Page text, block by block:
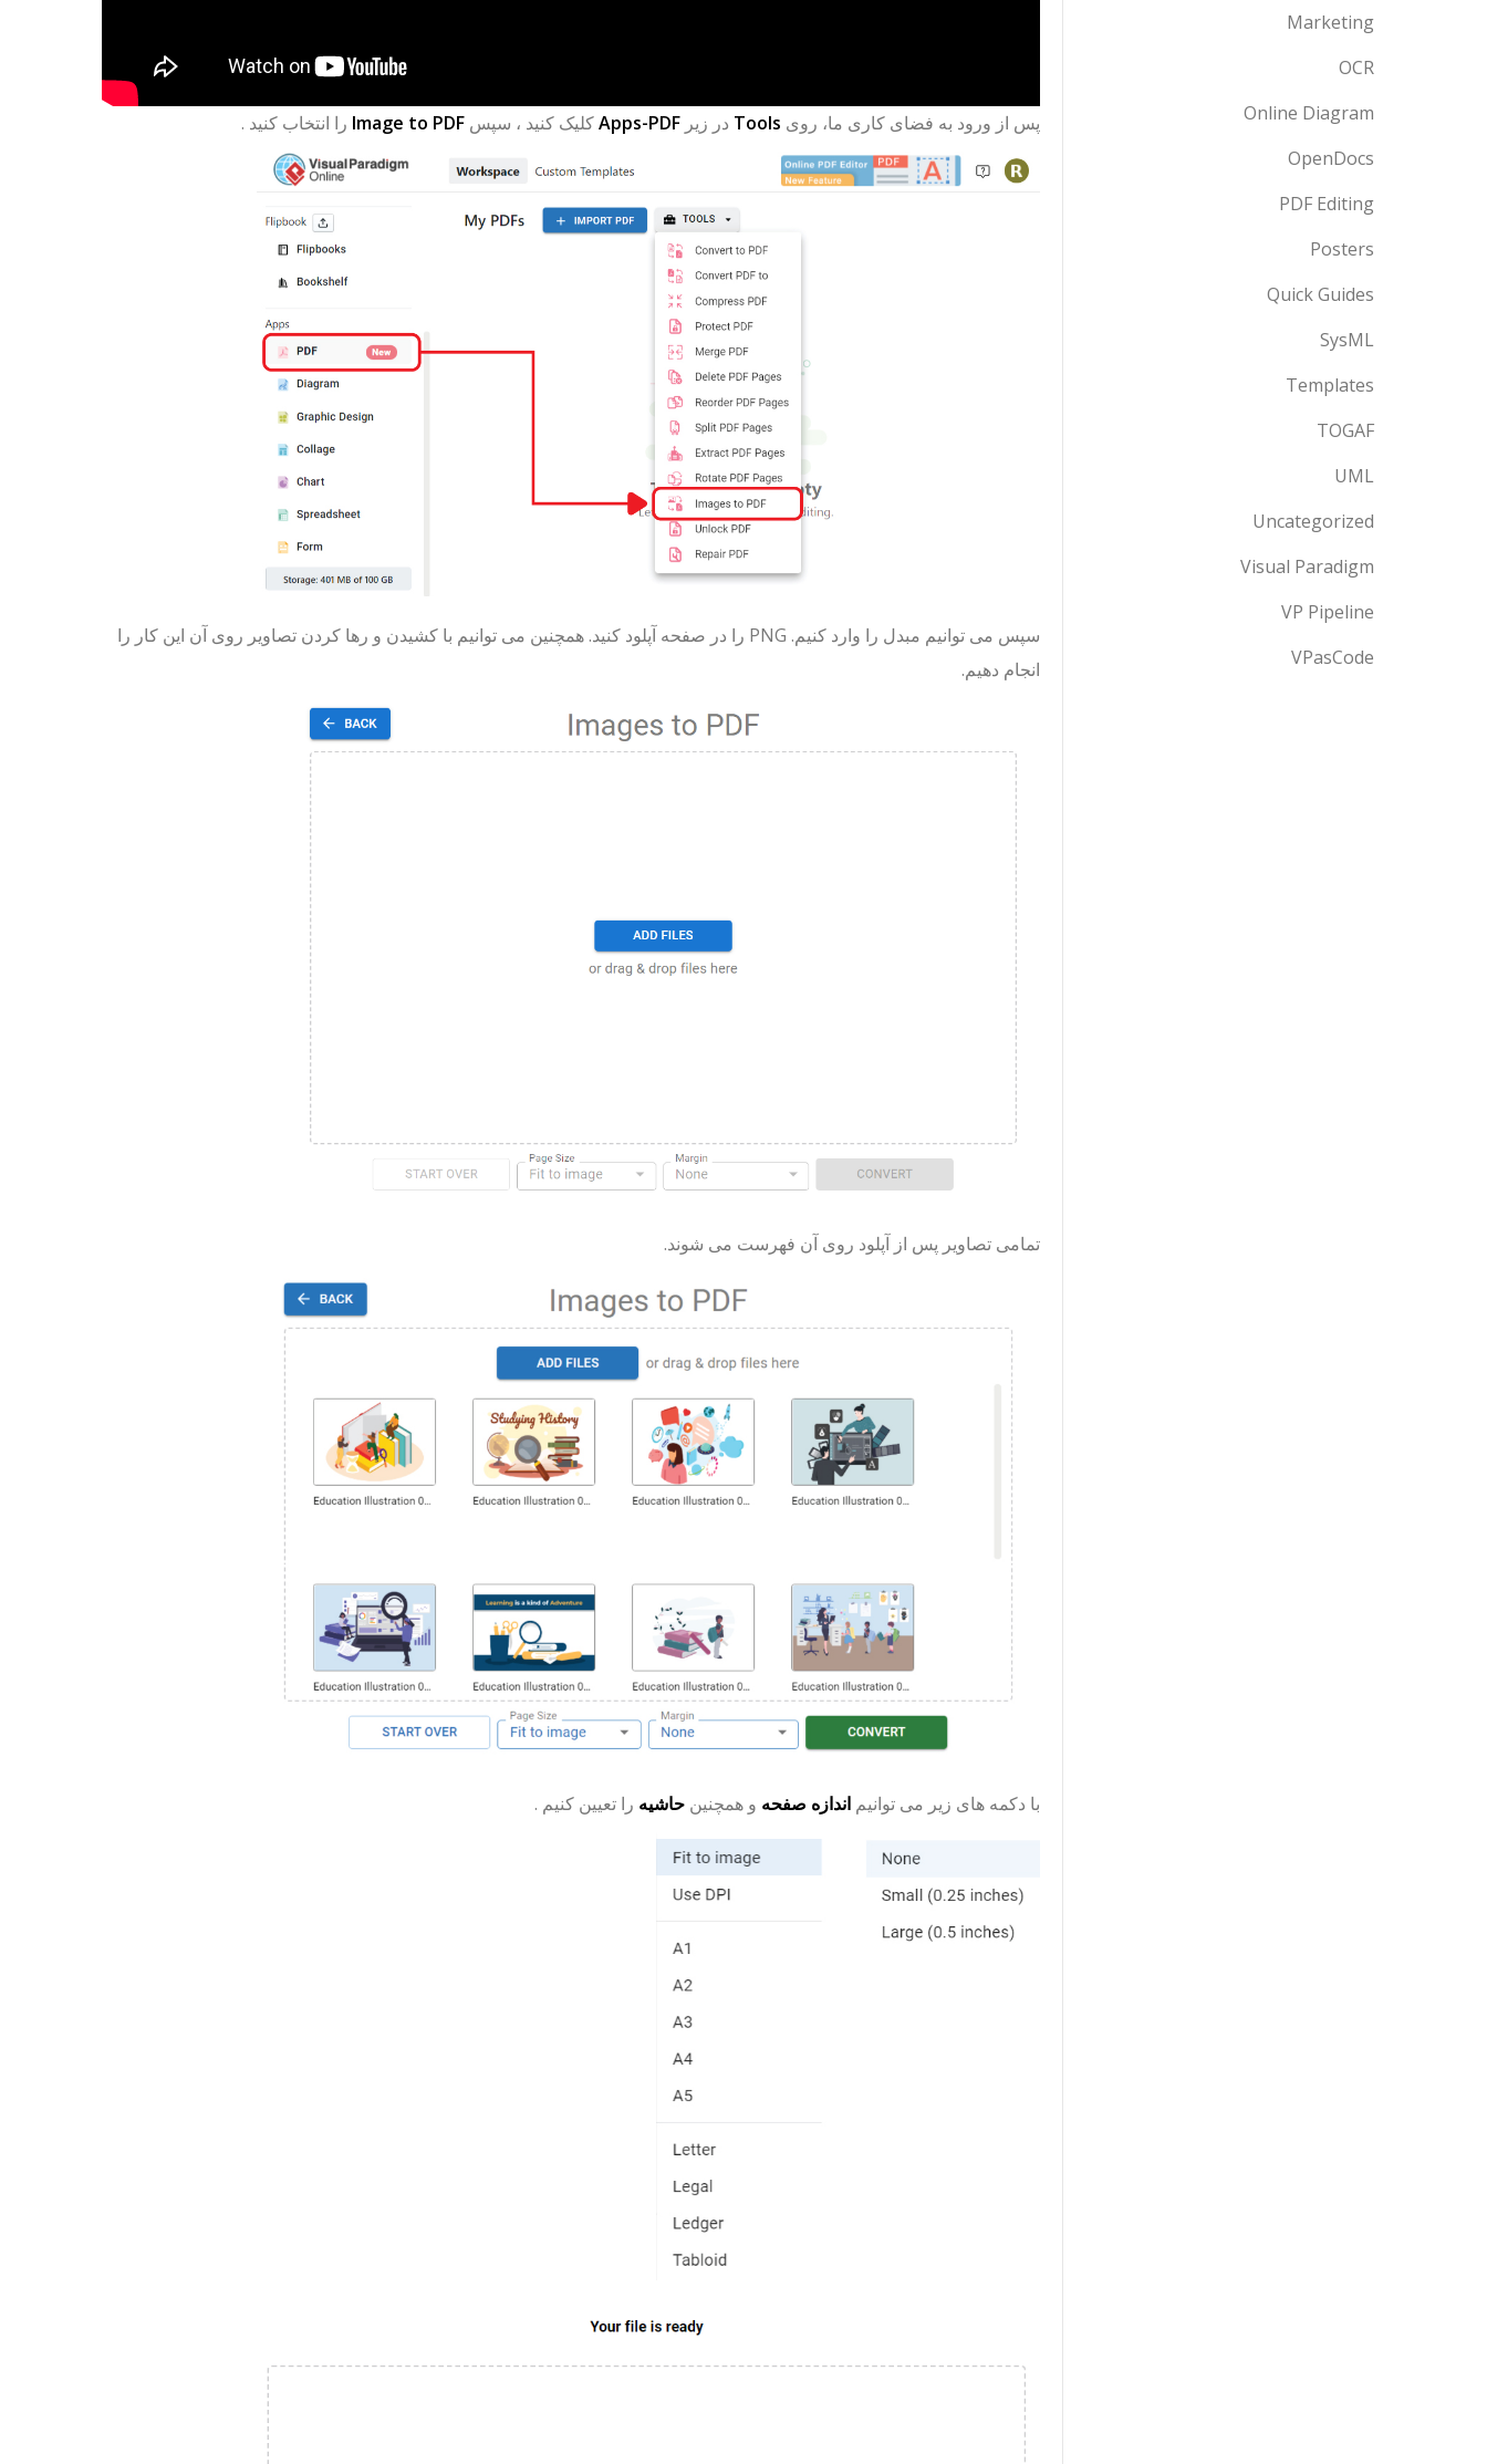
پس از ورود به فضای کاری ما، روی Tools در زیر Apps-PDFکلیک کنید ، سپس Image to PDF را انتخاب کنید .
سپس می توانیم مبدل را وارد کنیم. PNG را در صفحه آپلود کنید. همچنین می توانیم با کشیدن و رها کردن تصاویر روی آن این کار را
انجام دهیم.
تمامی تصاویر پس از آپلود روی آن فهرست می شوند.
با دکمه های زیر می توانیم اندازه صفحه و همچنین حاشیه را تعیین کنیم .
Marketing
OCR
Online Diagram
OpenDocs
PDF Editing
Posters
Quick Guides
SysML
Templates
TOGAF
UML
Uncategorized
Visual Paradigm
VP Pipeline
VPasCode